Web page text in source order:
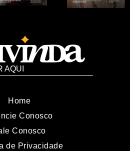
AQUI
Home
Conosco
Conosco
de Privacidade